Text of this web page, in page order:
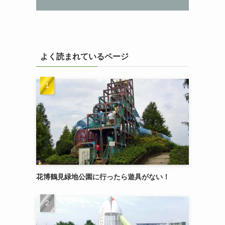
よく読まれているページ
花博鶴見緑地公園に行ったら遊具がない！